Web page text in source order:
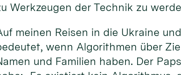
Werkzeugen der Technik zu
meinen Reisen in die Ukraine
wenn Algorithmen über
und Familien haben. Der